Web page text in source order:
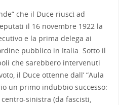
che il Duce riuscì ad
il 16 novembre 1922 la
e la prima delega ai
pubblico in Italia. Sotto il
che sarebbero intervenuti
il Duce ottenne dall’ “Aula
un primo indubbio successo:
sinistra (da fascisti,